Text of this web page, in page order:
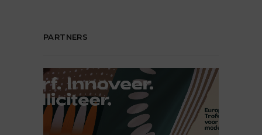
PARTNERS